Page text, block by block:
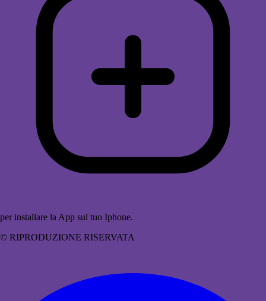
per installare la App sul tuo Iphone.
© RIPRODUZIONE RISERVATA